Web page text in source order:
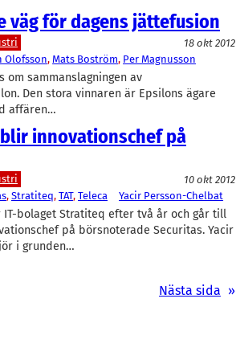
väg för dagens jättefusion
18 okt 2012
Olofsson, Mats Boström, Per Magnusson
sammanslagningen av
Den stora vinnaren är Epsilons ägare
affären…
innovationschef på
10 okt 2012
, Stratiteq, TAT, Teleca Yacir Persson-Chelbat
IT-bolaget Stratiteq efter två år och går till
på börsnoterade Securitas. Yacir
i grunden…
Nästa sida »